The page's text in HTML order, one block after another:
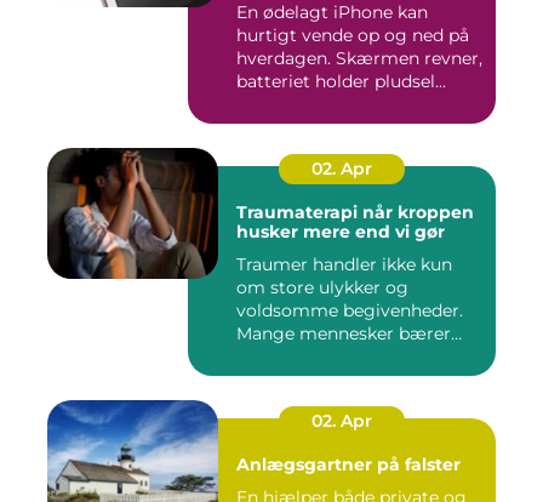
En ødelagt iPhone kan
hurtigt vende op og ned på
hverdagen. Skærmen revner,
batteriet holder pludsel...
02. Apr
Traumaterapi når kroppen
husker mere end vi gør
Traumer handler ikke kun
om store ulykker og
voldsomme begivenheder.
Mange mennesker bærer
02. Apr
Anlægsgartner på falster
En hjælper både private og